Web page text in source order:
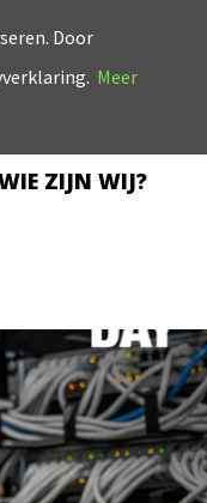
ZIJN WIJ?
Door
Meer